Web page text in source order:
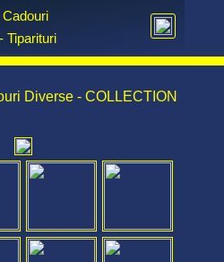
Tiparituri
Diverse - COLLECTION